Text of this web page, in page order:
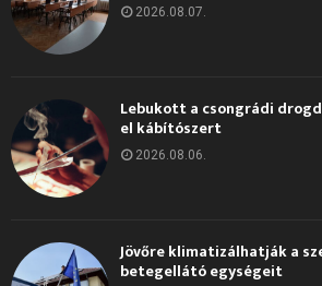
2026.08.07.
Lebukott a csongrádi
el kábítószert
2026.08.06.
Jövőre klimatizálhatják a
betegellátó egységeit